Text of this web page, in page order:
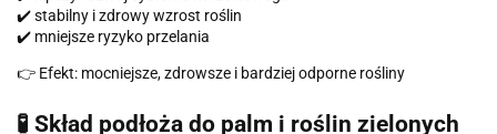
✔️ stabilny i zdrowy wzrost roślin
✔️ mniejsze ryzyko przelania
👉 Efekt: mocniejsze, zdrowsze i bardziej odporne rośliny
🧪 Skład podłoża do palm i roślin zielonych